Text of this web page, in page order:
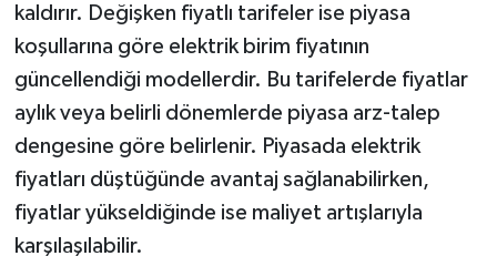
kaldırır. Değişken fiyatlı tarifeler ise piyasa
koşullarına göre elektrik birim fiyatının
güncellendiği modellerdir. Bu tarifelerde fiyatlar
aylık veya belirli dönemlerde piyasa arz-talep
dengesine göre belirlenir. Piyasada elektrik
fiyatları düştüğünde avantaj sağlanabilirken,
fiyatlar yükseldiğinde ise maliyet artışlarıyla
karşılaşılabilir.